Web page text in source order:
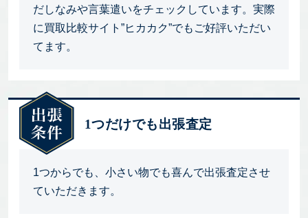
だしなみや言葉遣いをチェックしています。実際
に買取比較サイト”ヒカカク”でもご好評いただい
てます。
1つだけでも出張査定
1つからでも、小さい物でも喜んで出張査定させ
ていただきます。